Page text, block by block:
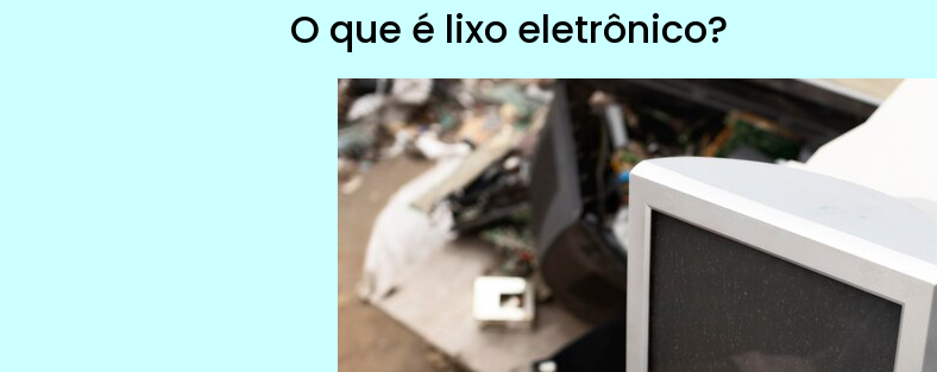
O que é lixo eletrônico?